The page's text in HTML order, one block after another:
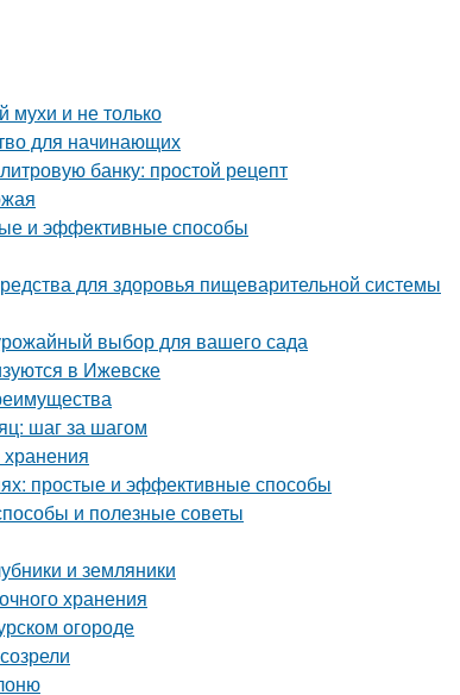
мухи и не только
для начинающих
банку: простой рецепт
и эффективные способы
для здоровья пищеварительной системы
выбор для вашего сада
в Ижевске
шаг за шагом
простые и эффективные способы
и полезные советы
и земляники
хранения
огороде